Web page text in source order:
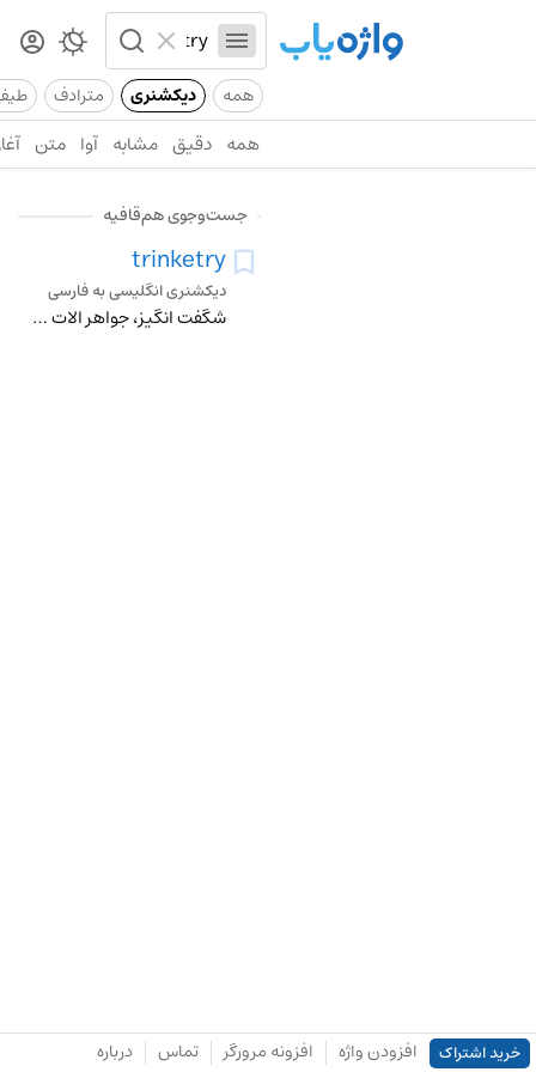
همه دیکشنری مترادف
همه دقیق مشابه آوا متن
جست‌وجوی هم‌قافیه
trinketry
دیکشنری انگلیسی به فارسی
شگفت انگیز، جواهر الات بدلی
خرید اشتراک افزودن واژه افزونه مرورگر تماس درباره